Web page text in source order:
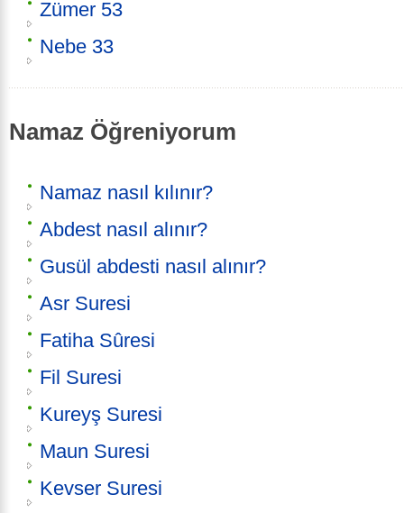
Zümer 53
Nebe 33
Namaz Öğreniyorum
Namaz nasıl kılınır?
Abdest nasıl alınır?
Gusül abdesti nasıl alınır?
Asr Suresi
Fatiha Sûresi
Fil Suresi
Kureyş Suresi
Maun Suresi
Kevser Suresi